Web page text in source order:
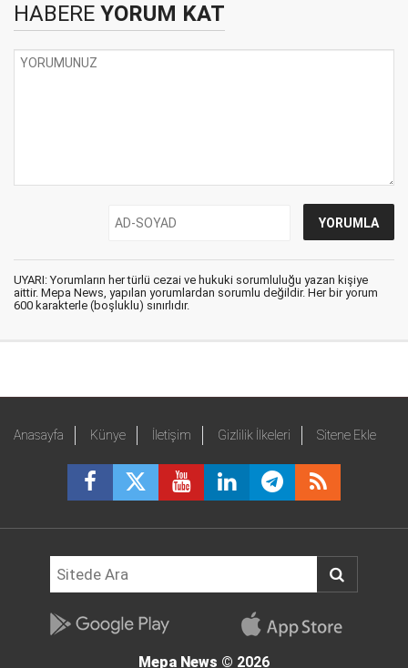
HABERE YORUM KAT
UYARI: Yorumların her türlü cezai ve hukuki sorumluluğu yazan kişiye
aittir. Mepa News, yapılan yorumlardan sorumlu değildir. Her bir yorum
600 karakterle (boşluklu) sınırlıdır.
Anasayfa Künye İletişim Gizlilik İlkeleri Sitene Ekle
Mepa News © 2026